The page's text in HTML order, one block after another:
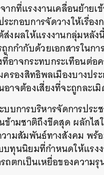
กที่แรงงานเคลื่อนย้ายเ
กอบการจัดวางให้เรื่อง
งผลให้แรงงานกลุ่มหลั
ถูกกำกับด้วยเอกสารใน
ที่อาจกระทบกระเทือนต่
รองสิทธิพลเมืองบางปร
าจต้องเสี่ยงที่จะถูกละเ
บการบริหารจัดการปร
ข้ามชาติถึงขีดสุด ผลักไ
วามสัมพันธ์ทางสังคม พ
ทุนนิยมที่กำหนดให้แรง
ถตกเป็นเหยื่อของควา
SHARE